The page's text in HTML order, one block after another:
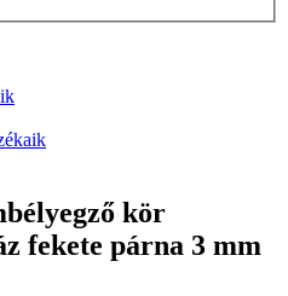
kör
fekete párna 3 mm